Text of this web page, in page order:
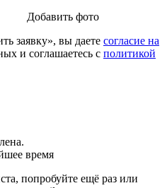
Добавить фото
заявку», вы даете согласие на
и соглашаетесь c политикой
время
попробуйте ещё раз или